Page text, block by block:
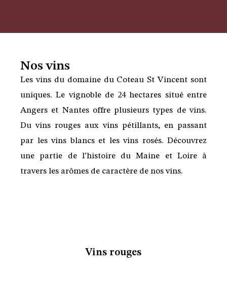
Nos vins
Les vins du domaine du Coteau St Vincent sont
uniques. Le vignoble de 24 hectares situé entre
Angers et Nantes offre plusieurs types de vins.
Du vins rouges aux vins pétillants, en passant
par les vins blancs et les vins rosés. Découvrez
une partie de l’histoire du Maine et Loire à
travers les arômes de caractère de nos vins.
Vins rouges